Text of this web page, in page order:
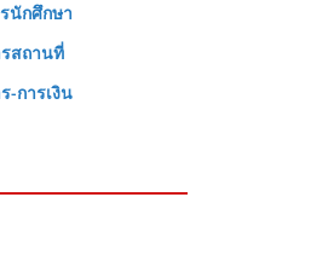
นักศึกษา
สถานที่
-การเงิน